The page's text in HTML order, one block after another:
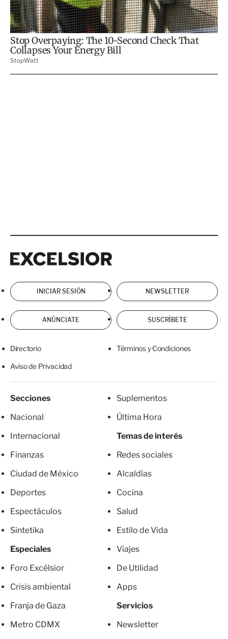
INICIAR SESIÓN NEWSLETTER
ANÚNCIATE SUSCRÍBETE
Directorio Términos y Condiciones
Aviso de Privacidad
Secciones
Nacional
Internacional
Finanzas
Ciudad de México
Deportes
Espectáculos
Sintetika
Especiales
Foro Excélsior
Crisis ambiental
Franja de Gaza
Metro CDMX
Suplementos
Última Hora
Temas de interés
Redes sociales
Alcaldías
Cocina
Salud
Estilo de Vida
Viajes
De Utilidad
Apps
Servicios
Newsletter